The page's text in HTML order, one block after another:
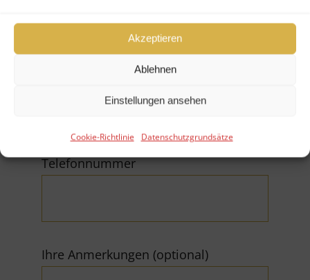
Akzeptieren
Ablehnen
Einstellungen ansehen
Cookie-Richtlinie Datenschutzgrundsätze
E-Mail (*Pflichtfeld)
Telefonnummer
Ihre Anmerkungen (optional)